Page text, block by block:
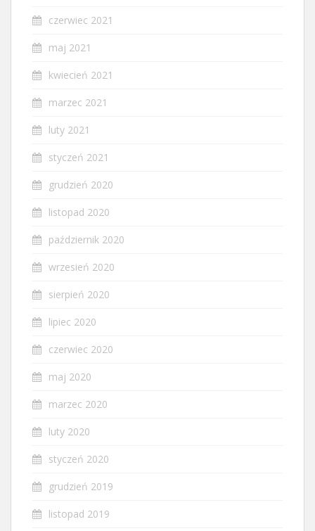
czerwiec 2021
maj 2021
kwiecień 2021
marzec 2021
luty 2021
styczeń 2021
grudzień 2020
listopad 2020
październik 2020
wrzesień 2020
sierpień 2020
lipiec 2020
czerwiec 2020
maj 2020
marzec 2020
luty 2020
styczeń 2020
grudzień 2019
listopad 2019